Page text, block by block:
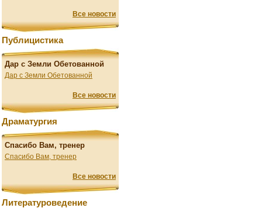
Все новости
Публицистика
Дар с Земли Обетованной
Дар с Земли Обетованной
Все новости
Драматургия
Спасибо Вам, тренер
Спасибо Вам, тренер
Все новости
Литературоведение